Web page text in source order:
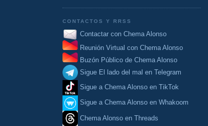
CONTACTOS Y RRSS
Contactar con Chema Alonso
Reunión Virtual con Chema Alonso
Buzón Público de Chema Alonso
Sigue El lado del mal en Telegram
Sigue a Chema Alonso en TikTok
Sigue a Chema Alonso en Whakoom
Chema Alonso en Threads